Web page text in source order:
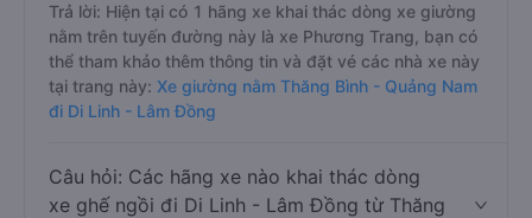
Trả lời: Hiện tại có 1 hãng xe khai thác dòng xe giường
nằm trên tuyến đường này là xe Phương Trang, bạn có
thể tham khảo thêm thông tin và đặt vé các nhà xe này
tại trang này: Xe giường nằm Thăng Bình - Quảng Nam
đi Di Linh - Lâm Đồng
Câu hỏi: Các hãng xe nào khai thác dòng
xe ghế ngồi đi Di Linh - Lâm Đồng từ Thăng